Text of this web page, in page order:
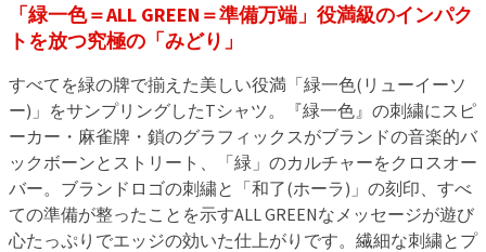
「緑一色＝ALL GREEN＝準備万端」役満級のインパク
トを放つ究極の「みどり」
すべてを緑の牌で揃えた美しい役満「緑一色(リューイーソ
ー)」をサンプリングしたTシャツ。『緑一色』の刺繍にスピ
ーカー・麻雀牌・鎖のグラフィックスがブランドの音楽的バ
ックボーンとストリート、「緑」のカルチャーをクロスオー
バー。ブランドロゴの刺繍と「和了(ホーラ)」の刻印、すべ
ての準備が整ったことを示すALL GREENなメッセージが遊び
心たっぷりでエッジの効いた仕上がりです。繊細な刺繍とプ